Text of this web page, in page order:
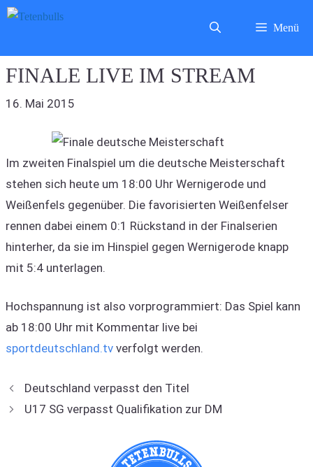
Zum
Menü
FINALE LIVE IM STREAM
16. Mai 2015
Im zweiten Finalspiel um die deutsche Meisterschaft
stehen sich heute um 18:00 Uhr Wernigerode und
Weißenfels gegenüber. Die favorisierten Weißenfelser
rennen dabei einem 0:1 Rückstand in der Finalserien
hinterher, da sie im Hinspiel gegen Wernigerode knapp
mit 5:4 unterlagen.
Hochspannung ist also vorprogrammiert: Das Spiel kann
ab 18:00 Uhr mit Kommentar live bei
sportdeutschland.tv verfolgt werden.
Deutschland verpasst den Titel
U17 SG verpasst Qualifikation zur DM